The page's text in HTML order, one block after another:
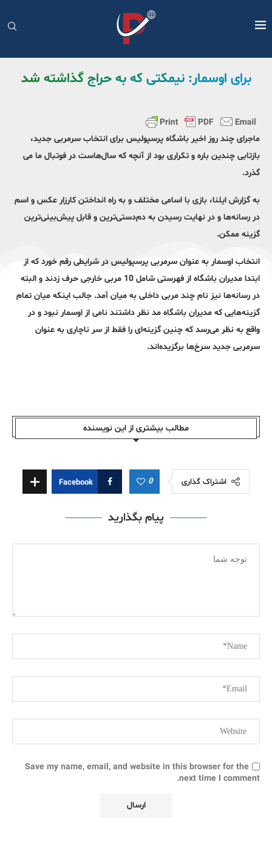
برای اوسمار: نیمکتی که به حراج گذاشته شد
ماجرای چند روز اخیر باشگاه پرسپولیس برای انتخاب سرمربی جدید،
بازتابی چندین باره و تکراری بود از آنچه که سال‌هاست در فوتبال ما می
گذرد.
به گزارش ایلنا، بازی با اسامی مختلف و به راه انداختن کارزار عکس و اسم
در رسانه‌ها و در نهایت رسیدن به دم‌دستی‌ترین و قابل پیش‌بینی‌ترین
گزینه ممکن.
انتخاب اوسمار به عنوان سرمربی پرسپولیس در شرایطی رقم خورد که از
ابتدا مدیران باشگاه از فهرستی شامل 10 مربی خارجی حرف زدند و البته
در رسانه‌ها نیز نام چند مربی داخلی به میان آمد. جالب اینکه میان تمام
گزینه‌هایی که مدیران باشگاه مد نظر داشتند نامی از اوسمار نبود و در
واقع به نظر می‌رسد که چنین گزینه‌ای را فقط از سر ناچاری به عنوان
سرمربی جدید سرخ‌ها برگزیده‌اند.
مطالب بیشتری از این نویسندە
اشتراک گذاری 0
Facebook
پیام بگذارید
Save my name, email, and website in this browser for the
next time I comment.